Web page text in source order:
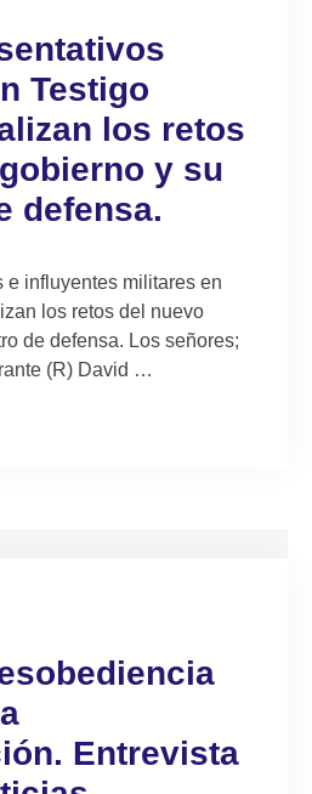
Testigo
los retos
y su
defensa.
e influyentes militares en
los retos del nuevo
de defensa. Los señores;
(R) David …
Entrevista